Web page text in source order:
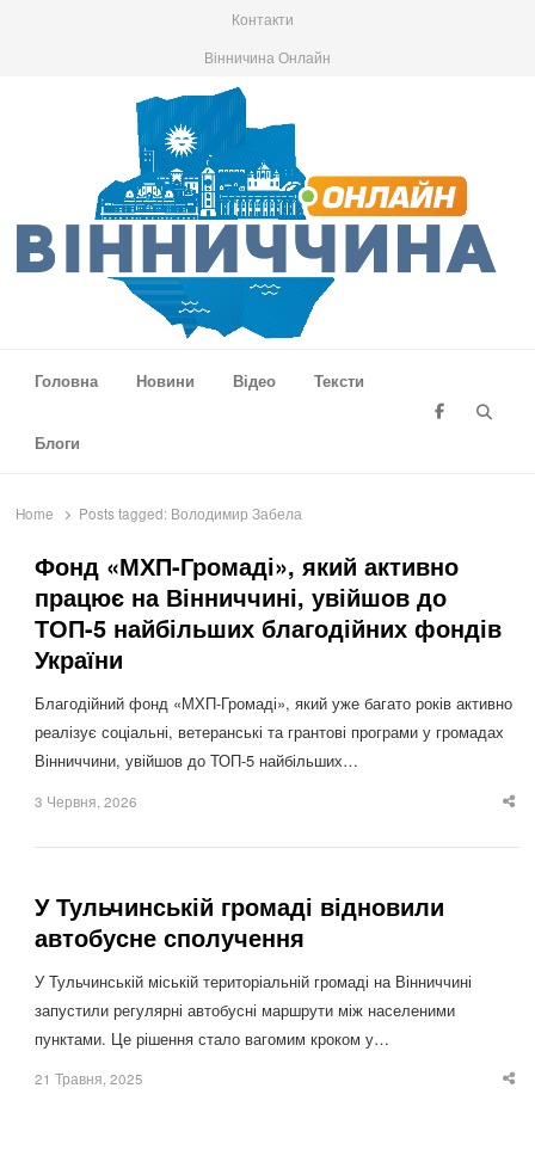
Контакти
Вінничина Онлайн
Головна
Новини Відео Тексти
Блоги
Home Posts tagged: Володимир Забела
Фонд «МХП-Громаді», який активно
працює на Вінниччині, увійшов до
ТОП-5 найбільших благодійних фондів
України
Благодійний фонд «МХП-Громаді», який уже багато років активно
реалізує соціальні, ветеранські та грантові програми у громадах
Вінниччини, увійшов до ТОП-5 найбільших…
3 Червня, 2026
У Тульчинській громаді відновили
автобусне сполучення
У Тульчинській міській територіальній громаді на Вінниччині
запустили регулярні автобусні маршрути між населеними
пунктами. Це рішення стало вагомим кроком у…
21 Травня, 2025